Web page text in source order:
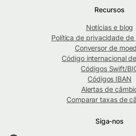
Recursos
Notícias e blog
Política de privacidade de
Conversor de
Código internacional
Códigos Swift/
Códigos IBAN
Alertas de
Comparar taxas de
Siga-nos